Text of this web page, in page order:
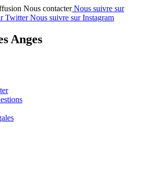
Nous contacter Nous suivre sur
Twitter Nous suivre sur Instagram
Anges